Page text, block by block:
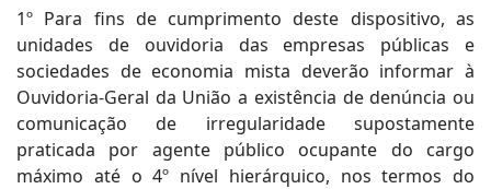
1º Para fins de cumprimento deste dispositivo, as
unidades de ouvidoria das empresas públicas e
sociedades de economia mista deverão informar à
Ouvidoria-Geral da União a existência de denúncia ou
comunicação de irregularidade supostamente
praticada por agente público ocupante do cargo
máximo até o 4º nível hierárquico, nos termos do